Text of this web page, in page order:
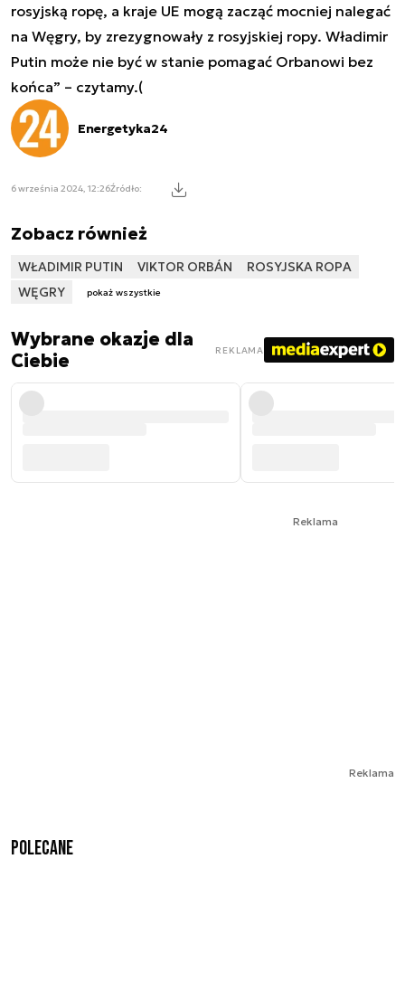
rosyjską ropę, a kraje UE mogą zacząć mocniej nalegać
na Węgry, by zrezygnowały z rosyjskiej ropy. Władimir
Putin może nie być w stanie pomagać Orbanowi bez
końca” – czytamy.(
Energetyka24
6 września 2024, 12:26Źródło:
Zobacz również
WŁADIMIR PUTIN VIKTOR ORBÁN
ROSYJSKA ROPA
WĘGRY
pokaż wszystkie
Wybrane okazje dla
Ciebie
REKLAMA
Reklama
Reklama
Polecane